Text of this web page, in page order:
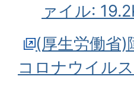
ァイル:
(厚生労働省
コロナウイル